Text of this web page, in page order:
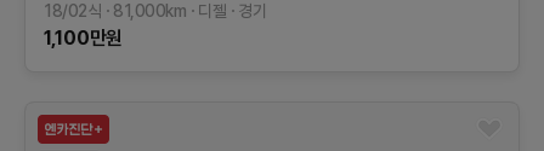
18/02식 81,000km 디젤 경기
1,100만원